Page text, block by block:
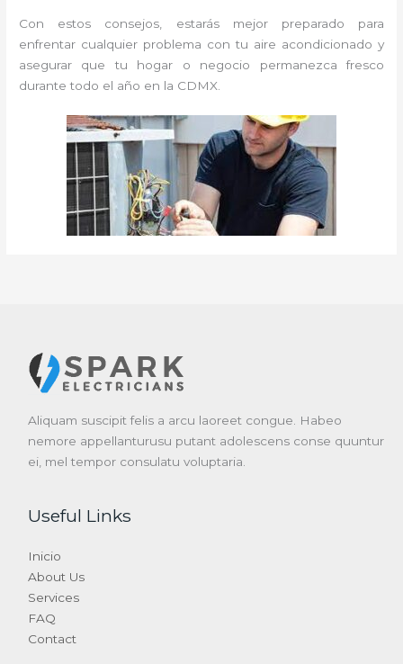
Con estos consejos, estarás mejor preparado para
enfrentar cualquier problema con tu aire acondicionado y
asegurar que tu hogar o negocio permanezca fresco
durante todo el año en la CDMX.
Aliquam suscipit felis a arcu laoreet congue. Habeo
nemore appellanturusu putant adolescens conse quuntur
ei, mel tempor consulatu voluptaria.
Useful Links
Inicio
About Us
Services
FAQ
Contact